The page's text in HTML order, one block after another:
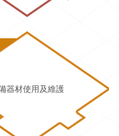
器材使用及維護